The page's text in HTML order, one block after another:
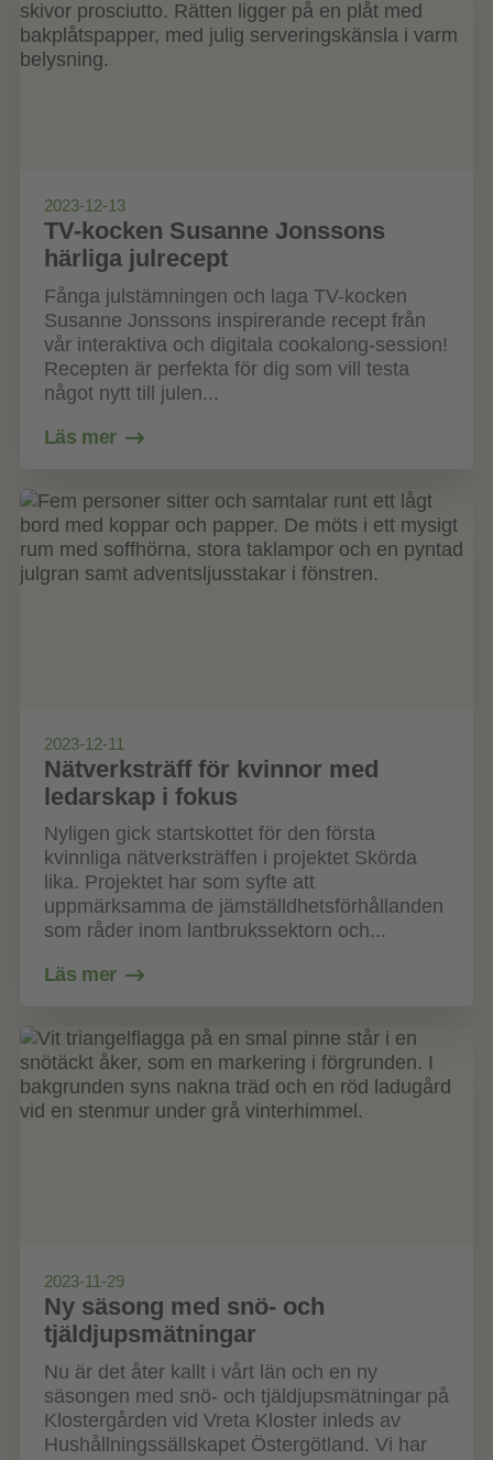
2023-12-13
TV-kocken Susanne Jonssons
härliga julrecept
Fånga julstämningen och laga TV-kocken
Susanne Jonssons inspirerande recept från
vår interaktiva och digitala cookalong-session!
Recepten är perfekta för dig som vill testa
något nytt till julen...
Läs mer
2023-12-11
Nätverksträff för kvinnor med
ledarskap i fokus
Nyligen gick startskottet för den första
kvinnliga nätverksträffen i projektet Skörda
lika. Projektet har som syfte att
uppmärksamma de jämställdhetsförhållanden
som råder inom lantbrukssektorn och...
Läs mer
2023-11-29
Ny säsong med snö- och
tjäldjupsmätningar
Nu är det åter kallt i vårt län och en ny
säsongen med snö- och tjäldjupsmätningar på
Klostergården vid Vreta Kloster inleds av
Hushållningssällskapet Östergötland. Vi har